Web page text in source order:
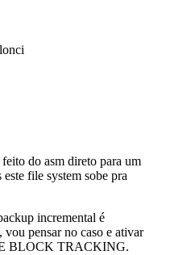
do asm direto para um
file system sobe pra
incremental é
vou pensar no caso e ativar
BLOCK TRACKING.